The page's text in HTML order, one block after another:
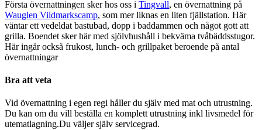
Första övernattningen sker hos oss i Tingvall, en övernattning på
Wauglen Vildmarkscamp, som mer liknas en liten fjällstation. Här
väntar ett vedeldat bastubad, dopp i baddammen och något gott att
grilla. Boendet sker här med sjölvhushåll i bekväma tvåbäddsstugor.
Här ingår också frukost, lunch- och grillpaket beroende på antal
övernattningar
Bra att veta
Vid övernattning i egen regi håller du själv med mat och utrustning.
Du kan om du vill beställa en komplett utrustning inkl livsmedel för
utematlagning.Du väljer själv servicegrad.